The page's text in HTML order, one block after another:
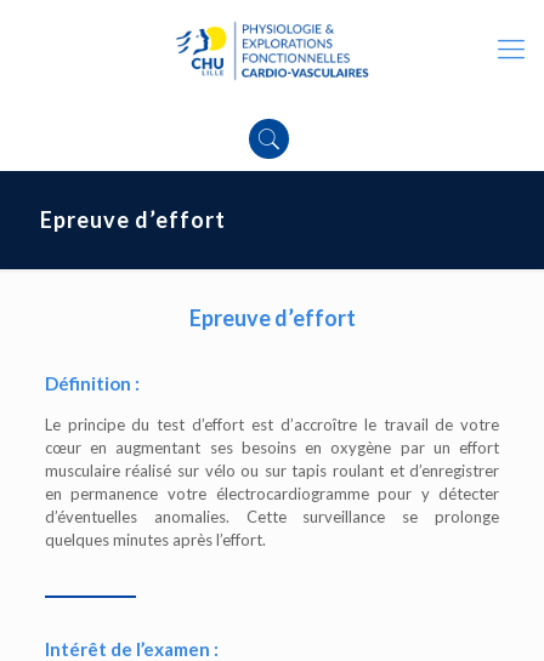
Epreuve d’effort
Epreuve d’effort
Définition :
Le principe du test d’effort est d’accroître le travail de votre
cœur en augmentant ses besoins en oxygène par un effort
musculaire réalisé sur vélo ou sur tapis roulant et d’enregistrer
en permanence votre électrocardiogramme pour y détecter
d’éventuelles anomalies. Cette surveillance se prolonge
quelques minutes après l’effort.
Intérêt de l’examen :